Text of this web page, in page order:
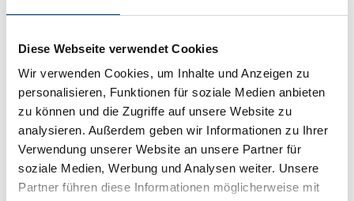
Diese Webseite verwendet Cookies
Wir verwenden Cookies, um Inhalte und Anzeigen zu
personalisieren, Funktionen für soziale Medien anbieten
zu können und die Zugriffe auf unsere Website zu
analysieren. Außerdem geben wir Informationen zu Ihrer
Verwendung unserer Website an unsere Partner für
soziale Medien, Werbung und Analysen weiter. Unsere
Partner führen diese Informationen möglicherweise mit
Ehebruch: Unterhalt nur teilweise
Kreditnehmer gröblich benachteiligt
Blutgrätsche - kein Schadenersatz?
Warnpflicht des planenden Baumeisters
Faxsendebericht genügt als Beweis
Bonitätsauskünfte und Datenschutz
Rechtsschutzversicherung und ihre Fallen
Patchwork-Familien